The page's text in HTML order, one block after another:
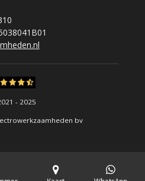
- 2025
bv